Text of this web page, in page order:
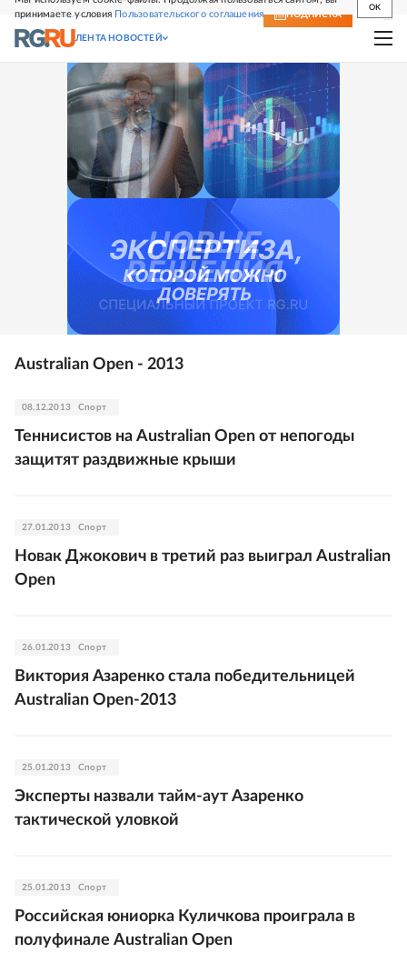
принимаете условия Пользовательского соглашения
OK
СВЕЖИЙ НОМЕР ПОДПИСКА
ЛЕНТА НОВОСТЕЙ
Australian Open - 2013
08.12.2013 Спорт
Теннисистов на Australian Open от непогоды
защитят раздвижные крыши
27.01.2013 Спорт
Новак Джокович в третий раз выиграл Australian
Open
26.01.2013 Спорт
Виктория Азаренко стала победительницей
Australian Open-2013
25.01.2013 Спорт
Эксперты назвали тайм-аут Азаренко
тактической уловкой
25.01.2013 Спорт
Российская юниорка Куличкова проиграла в
полуфинале Australian Open